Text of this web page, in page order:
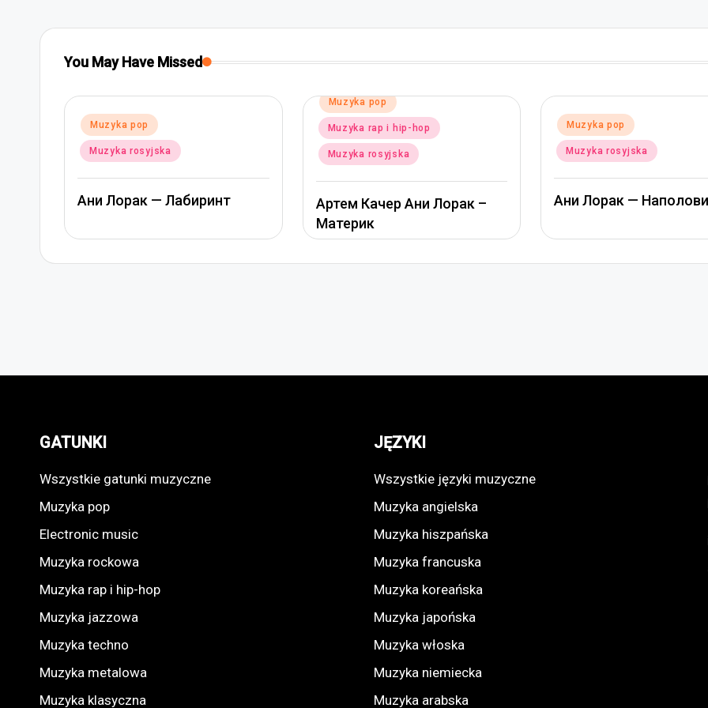
You May Have Missed
Posted
in
Muzyka rap i hip-hop
Muzyka rosyjska
Артем Качер Ани Лорак –
Posted
in
Muzyka pop
Muzyka rosyjska
Ани Лорак — Наполовину
Posted
in
Muzyka pop
Muzyka rosyjska
Пообещай
GATUNKI
Wszystkie gatunki muzyczne
Muzyka pop
Electronic music
Muzyka rockowa
Muzyka rap i hip-hop
Muzyka jazzowa
Muzyka techno
Muzyka metalowa
Muzyka klasyczna
JĘZYKI
Wszystkie języki muzyczne
Muzyka angielska
Muzyka hiszpańska
Muzyka francuska
Muzyka koreańska
Muzyka japońska
Muzyka włoska
Muzyka niemiecka
Muzyka arabska